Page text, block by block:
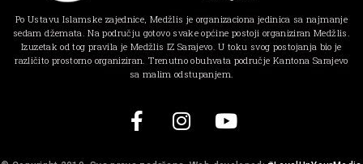
Po Ustavu Islamske zajednice, Medžlis je organizaciona jedinica sa najmanje
sedam džemata. Na području gotovo svake općine postoji organiziran Medžlis.
Izuzetak od tog pravila je Medžlis IZ Sarajevo. U toku svog postojanja bio je
različito prostorno organiziran. Trenutno obuhvata područje Kantona Sarajevo
sa malim odstupanjem.